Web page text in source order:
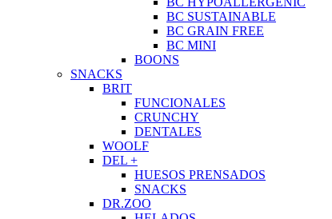
BC SUSTAINABLE
BC GRAIN FREE
BC MINI
BOONS
SNACKS
BRIT
FUNCIONALES
CRUNCHY
DENTALES
WOOLF
DEL +
HUESOS PRENSADOS
SNACKS
DR.ZOO